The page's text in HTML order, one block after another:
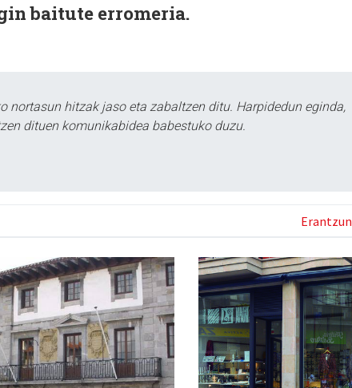
baitute erromeria.
nortasun hitzak jaso eta zabaltzen ditu. Harpidedun eginda,
dituen komunikabidea babestuko duzu.
Erantzun